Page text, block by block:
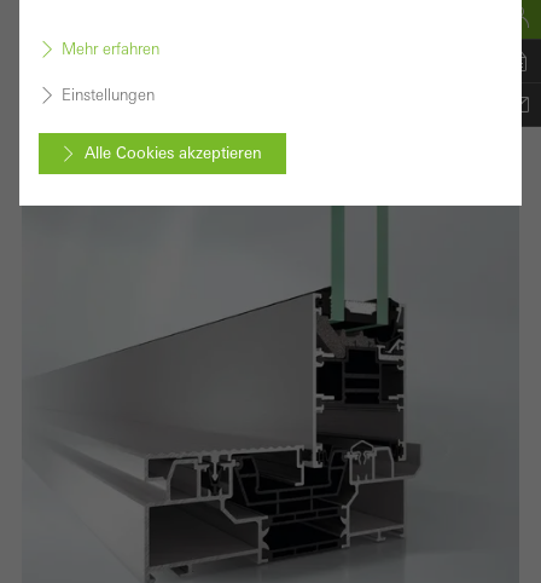
ASE 60
Mehr erfahren
Einstellungen
Alle Cookies akzeptieren
Benötigte Cookies (essenziell, funktional, unverzichtbar), nicht
Technisch notwendige Cookies sind erforderlich, damit Schüco
Webseiten einwandfrei funktionieren und können nicht deaktiviert
werden. Ohne diese Cookies können bestimmte Teile der
Webseiten oder gewünschte Dienste nicht zur Verfügung gestellt